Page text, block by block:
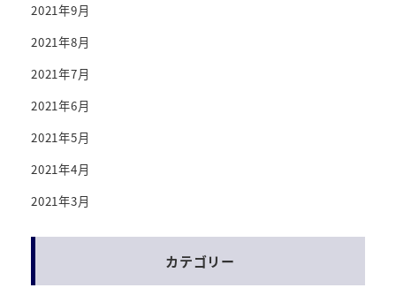
2021年9月
2021年8月
2021年7月
2021年6月
2021年5月
2021年4月
2021年3月
カテゴリー